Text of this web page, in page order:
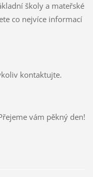
školy a mateřské
co nejvíce informací
kontaktujte.
vám pěkný den!